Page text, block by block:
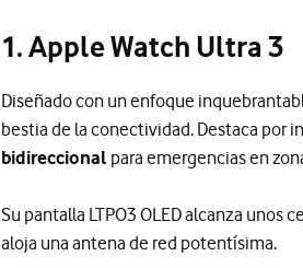
1. Apple Watch Ultra 3
Diseñado con un enfoque
bestia de la conectividad. Destaca por
bidireccional para emergencias en
Su pantalla LTPO3 OLED alcanza unos
aloja una antena de red potentísima.